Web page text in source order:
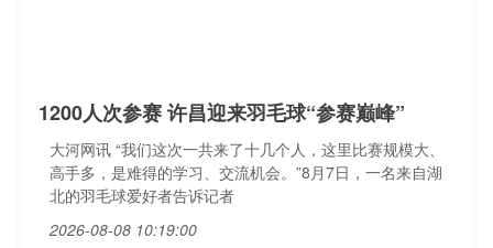
1200人次参赛 许昌迎来羽毛球“参赛巅峰”
大河网讯 “我们这次一共来了十几个人，这里比赛规模大、
高手多，是难得的学习、交流机会。”8月7日，一名来自湖
北的羽毛球爱好者告诉记者
2026-08-08 10:19:00